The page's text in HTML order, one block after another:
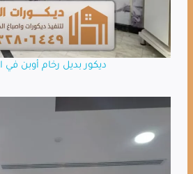
ديكور بديل رخام أوبن